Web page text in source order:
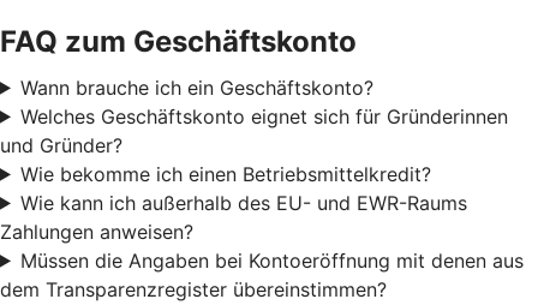
FAQ zum Geschäftskonto
Wann brauche ich ein Geschäftskonto?
Welches Geschäftskonto eignet sich für Gründerinnen
und Gründer?
Wie bekomme ich einen Betriebsmittelkredit?
Wie kann ich außerhalb des EU- und EWR-Raums
Zahlungen anweisen?
Müssen die Angaben bei Kontoeröffnung mit denen aus
dem Transparenzregister übereinstimmen?